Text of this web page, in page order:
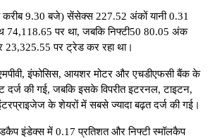
9.30 बजे) सेंसेक्स 227.52 अंकों यानी 0.31
74,118.65 पर था, जबकि निफ्टी50 80.05 अंक
23,325.55 पर ट्रेड कर रहा था।
इंफोसिस, आयशर मोटर और एचडीएफसी बैंक के
दर्ज की गई, जबकि इसके विपरीत इटरनल, टाइटन,
के शेयरों में सबसे ज्यादा बढ़त दर्ज की गई।
इंडेक्स में 0.17 प्रतिशत और निफ्टी स्मॉलकैप